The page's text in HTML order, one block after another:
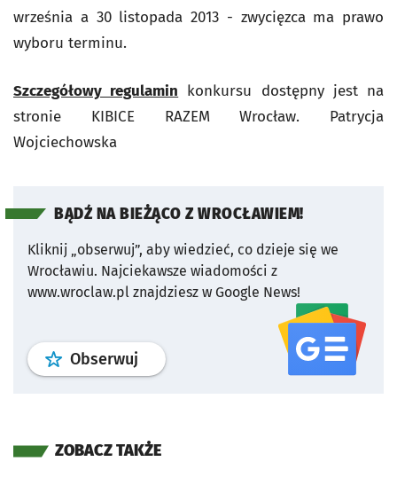
września a 30 listopada 2013 - zwycięzca ma prawo
wyboru terminu.
Szczegółowy regulamin konkursu dostępny jest na
stronie KIBICE RAZEM Wrocław. Patrycja
Wojciechowska
BĄDŹ NA BIEŻĄCO Z WROCŁAWIEM!
Kliknij „obserwuj”, aby wiedzieć, co dzieje się we
Wrocławiu. Najciekawsze wiadomości z
www.wroclaw.pl znajdziesz w Google News!
Obserwuj profil serwisu
ZOBACZ TAKŻE